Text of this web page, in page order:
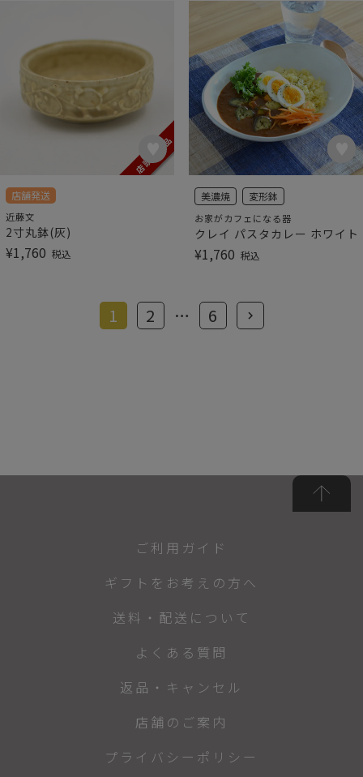
店舗発送
近藤文
2寸丸鉢(灰)
¥1,760 税込
美濃焼 変形鉢
お家がカフェになる器
クレイ パスタカレー ホワイト
¥1,760 税込
1 2 … 6
ご利用ガイド
ギフトをお考えの方へ
送料・配送について
よくある質問
返品・キャンセル
店舗のご案内
プライバシーポリシー